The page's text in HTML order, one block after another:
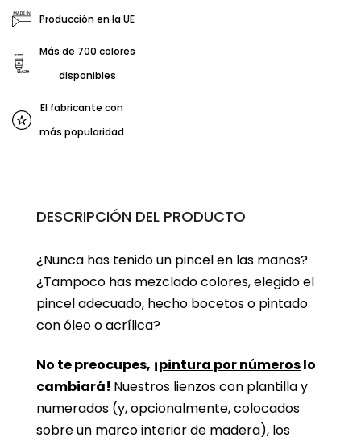
Producción en la UE
Más de 700 colores
disponibles
El fabricante con
más popularidad
DESCRIPCIÓN DEL PRODUCTO
¿Nunca has tenido un pincel en las manos?
¿Tampoco has mezclado colores, elegido el
pincel adecuado, hecho bocetos o pintado
con óleo o acrílica?
No te preocupes, ¡pintura por númeroslo
cambiará! Nuestros lienzos con plantilla y
numerados (y, opcionalmente, colocados
sobre un marco interior de madera), los